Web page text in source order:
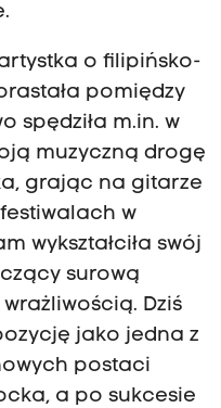
o filipińsko-
pomiędzy
spędziła m.in. w
muzyczną drogę
grając na gitarze
w
wykształciła swój
surową
Dziś
jako jedna z
postaci
a po sukcesie